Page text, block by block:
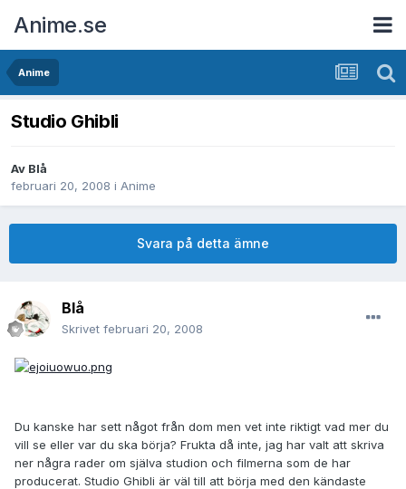
Anime.se
Anime
Studio Ghibli
Av Blå
februari 20, 2008 i Anime
Svara på detta ämne
Blå
Skrivet februari 20, 2008
Du kanske har sett något från dom men vet inte riktigt vad mer du
vill se eller var du ska börja? Frukta då inte, jag har valt att skriva
ner några rader om själva studion och filmerna som de har
producerat. Studio Ghibli är väl till att börja med den kändaste